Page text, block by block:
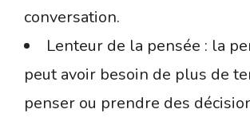
conversation.
Lenteur de la pensée : la
peut avoir besoin de plus de
penser ou prendre des